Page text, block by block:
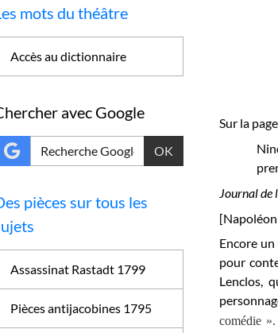
Sur la
Journal de
[
Encore
pour
Lenclos,
comédie
mots du théâtre
Accès au dictionnaire
avec Google
OK
pièces sur tous les
Assassinat Rastadt 1799
Pièces antijacobines 1795